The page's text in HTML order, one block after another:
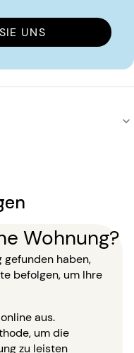
UNS
Wohnung?
gefunden haben,
befolgen, um Ihre
aus.
um die
zu leisten